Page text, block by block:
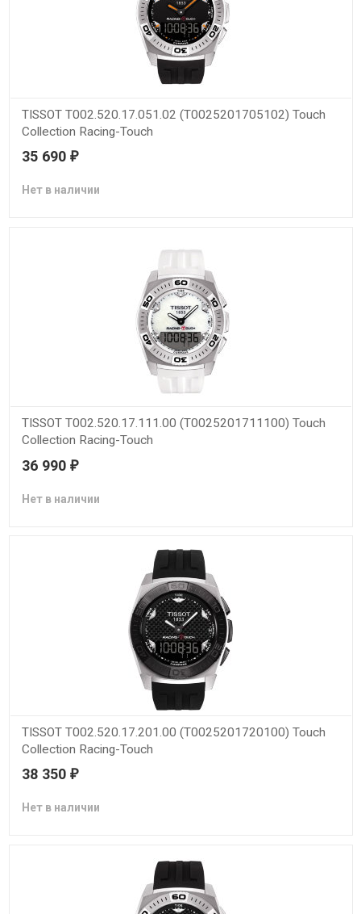
TISSOT T002.520.17.051.02 (T0025201705102) Touch
Collection Racing-Touch
35 690 ₽
Нет в наличии
TISSOT T002.520.17.111.00 (T0025201711100) Touch
Collection Racing-Touch
36 990 ₽
Нет в наличии
TISSOT T002.520.17.201.00 (T0025201720100) Touch
Collection Racing-Touch
38 350 ₽
Нет в наличии